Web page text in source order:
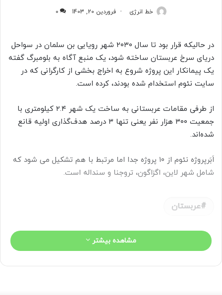
خط انرژی فروردین 20, 1403 0
در حالیکه قرار بود تا سال ۲۰۳۰ شهر رویایی بن سلمان در سواحل
دریای سرخ عربستان ساخته شود، یک منبع آگاه به بلومبرگ گفته
یک پیمانکار این پروژه شروع به اخراج بخشی از کارگرانی که در
سایت نئوم استخدام شده بودند، کرده است.
از طرفی مقامات عربستانی به ساخت یک شهر ۲.۴ کیلومتری با
جمعیت ۳۰۰ هزار نفر یعنی تنها ۳ درصد هدف‌گذاری اولیه قانع
شده‌اند.
اَبَرپروژه نئوم از ۱۰ پروژه جدا اما مرتبط با هم تشکیل می شود که
شامل شهر لاین، اگزاگون، تروجنا و سنداله است.
عربستان
مشاهده بیشتر